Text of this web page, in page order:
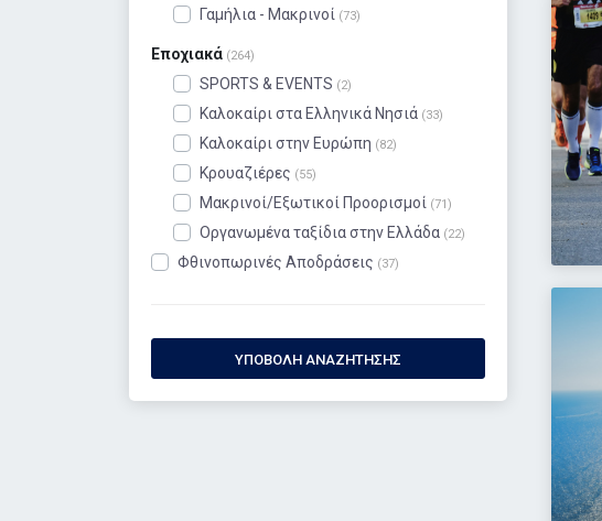
Γαμήλια - Μακρινοί (73)
Εποχιακά (264)
SPORTS & EVENTS (2)
Καλοκαίρι στα Ελληνικά Νησιά (33)
Καλοκαίρι στην Ευρώπη (82)
Κρουαζιέρες (55)
Μακρινοί/Εξωτικοί Προορισμοί (71)
Οργανωμένα ταξίδια στην Ελλάδα (22)
Φθινοπωρινές Αποδράσεις (37)
ΥΠΟΒΟΛΉ ΑΝΑΖΉΤΗΣΗΣ